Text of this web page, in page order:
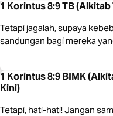
1 Korintus 8:9 TB
Tetapi jagalah, supaya
sandungan bagi mereka
1 Korintus 8:9 BIMK
Kini)
Tetapi, hati-hati! Jangan